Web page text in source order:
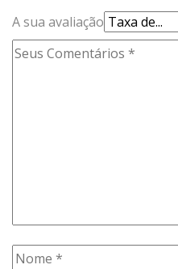
A sua avaliação